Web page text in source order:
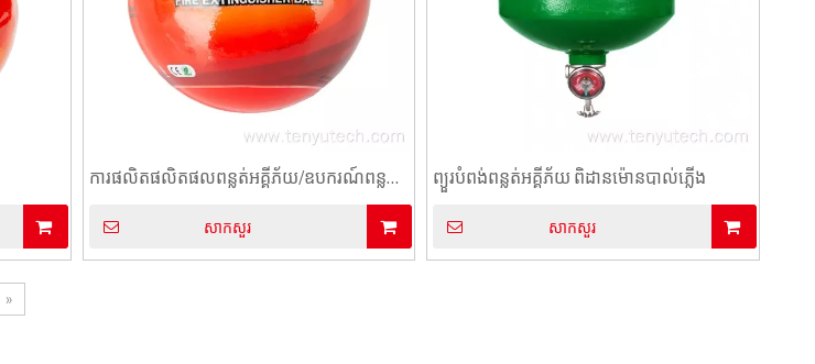
ការផលិតផលិតផលពន្លត់អគ្គីភ័យ/ឧបករណ៍ពន្លត់
សាកសួរ
ព្យួរបំពង់ពន្លត់អគ្គីភ័យ ពិដានម៉ោនបាល់ភ្លើង
សាកសួរ
»